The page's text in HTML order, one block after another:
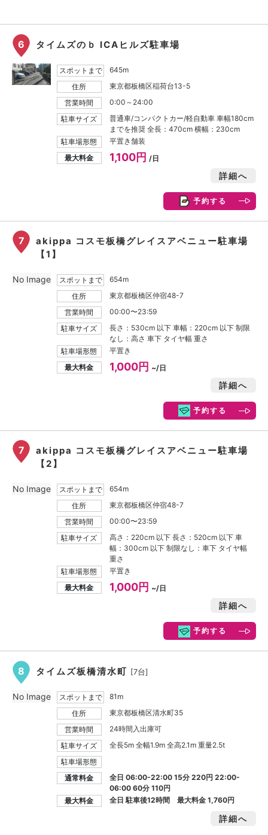
6 タイムズのｂ ICAヒルズ駐車場
スポットまで
645m
住所
東京都板橋区稲荷台13-5
営業時間
0:00～24:00
駐車サイズ
普通車/コンパクトカー/軽自動車 車幅180cm
までを推奨 全長：470cm 横幅：230cm
駐車場形態
平置き舗装
最大料金
1,100円 /日
詳細へ
予約する
7
akippa コスモ板橋グレイスアベニュー駐車場
【1】
スポットまで
654m
住所
東京都板橋区仲宿48-7
営業時間
00:00〜23:59
駐車サイズ
長さ：530cm 以下 車幅：220cm 以下 制限
なし：高さ 車下 タイヤ幅 重さ
駐車場形態
平置き
最大料金
1,000円 ~/日
詳細へ
予約する
No Image
7
akippa コスモ板橋グレイスアベニュー駐車場
【2】
スポットまで
654m
住所
東京都板橋区仲宿48-7
営業時間
00:00〜23:59
駐車サイズ
高さ：220cm 以下 長さ：520cm 以下 車
幅：300cm 以下 制限なし：車下 タイヤ幅
重さ
駐車場形態
平置き
最大料金
1,000円 ~/日
詳細へ
予約する
No Image
8 タイムズ板橋清水町 [7台]
スポットまで
81m
住所
東京都板橋区清水町35
営業時間
24時間入出庫可
駐車サイズ
全長5m 全幅1.9m 全高2.1m 重量2.5t
駐車場形態
通常料金
全日 06:00-22:00 15分 220円 22:00-
06:00 60分 110円
最大料金
全日 駐車後12時間 最大料金1,760円
詳細へ
No Image